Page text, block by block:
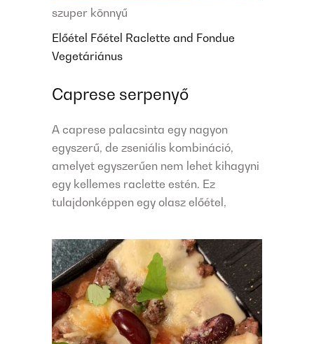
szuper könnyű
Előétel Főétel Raclette and Fondue
Vegetáriánus
Caprese serpenyő
A caprese palacsinta egy nagyon
egyszerű, de zseniális kombináció,
amelyet egyszerűen nem lehet kihagyni
egy kellemes raclette estén. Ez
tulajdonképpen egy olasz előétel,